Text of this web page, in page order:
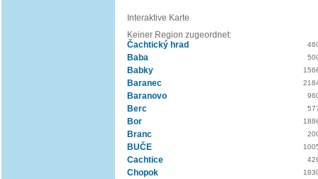
Interaktive Karte
Keiner Region zugeordnet:
Čachtický hrad
Baba
Babky
Baranec
Baranovo
Berc
Bor
Branc
BUČE
Cachtice
Chopok